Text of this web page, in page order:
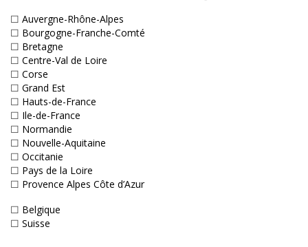
☐ Auvergne-Rhône-Alpes
☐ Bourgogne-Franche-Comté
☐ Bretagne
☐ Centre-Val de Loire
☐ Corse
☐ Grand Est
☐ Hauts-de-France
☐ Ile-de-France
☐ Normandie
☐ Nouvelle-Aquitaine
☐ Occitanie
☐ Pays de la Loire
☐ Provence Alpes Côte d’Azur
☐ Belgique
☐ Suisse